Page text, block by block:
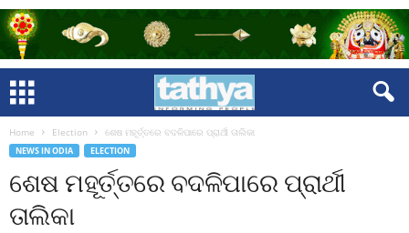
Home Election ଶେଷ ମହୂର୍ତ୍ତରେ ବଦଳିପାରେ ପ୍ରାର୍ଥୀ ତାଲିକା
NEWS IN ODIA ELECTION
ଶେଷ ମହୂର୍ତ୍ତରେ ବଦଳିପାରେ ପ୍ରାର୍ଥୀ
ତାଲିକା